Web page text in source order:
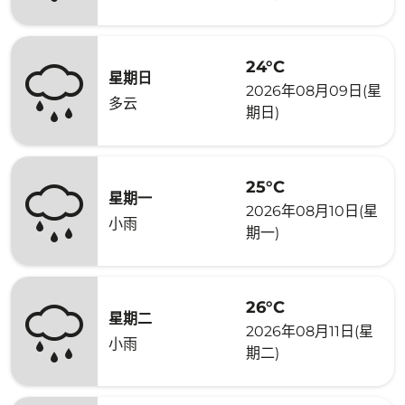
星期日
多云
24°C
2026年08月09日(星
期日)
星期一
小雨
25°C
2026年08月10日(星
期一)
星期二
小雨
26°C
2026年08月11日(星
期二)